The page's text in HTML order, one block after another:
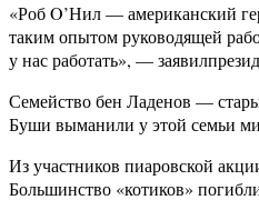
«Роб O’Нил — американский
таким опытом руководящей
у нас работать», —
Семейство бен Ладенов —
Буши выманили у этой семьи
Из участников пиаровской
Большинство «котиков»